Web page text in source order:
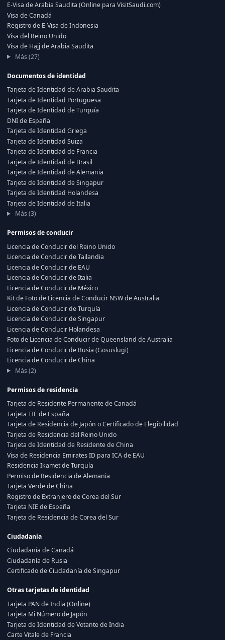
E-Visa de Arabia Saudita (Online para VisitSaudi.com)
Visa de Canadá
Registro de E-Visa de Indonesia
Visa del Reino Unido
Visa de Hajj de Arabia Saudita
Más (27)
Documentos de identidad
Tarjeta de Identidad de Arabia Saudita
Tarjeta de Identidad Portuguesa
Tarjeta de Identidad de Turquía
DNI de España
Tarjeta de Identidad Griega
Tarjeta de Identidad Suiza
Tarjeta de Identidad de Francia
Tarjeta de Identidad de Brasil
Tarjeta de Identidad de Alemania
Tarjeta de Identidad de Singapur
Tarjeta de Identidad Holandesa
Tarjeta de Identidad de Italia
Más (3)
Permisos de conducir
Licencia de Conducir del Reino Unido
Licencia de Conducir de Tailandia
Licencia de Conducir de EAU
Licencia de Conducir de Italia
Licencia de Conducir de México
Kit de Foto de Licencia de Conducir NSW de Australia
Licencia de Conducir de Turquía
Licencia de Conducir de Singapur
Licencia de Conducir Holandesa
Foto de Licencia de Conducir de Queensland de Australia
Licencia de Conducir de Rusia (Gosuslugi)
Licencia de Conducir de China
Más (2)
Permisos de residencia
Tarjeta de Residente Permanente de Canadá
Tarjeta TIE de España
Tarjeta de Residencia de Japón o Certificado de Elegibilidad
Tarjeta de Residencia del Reino Unido
Tarjeta de Identidad de Residente de China
Visa de Residencia Emirates ID para ICA de EAU
Residencia Ikamet de Turquía
Permiso de Residencia de Alemania
Tarjeta Verde de China
Registro de Extranjero de Corea del Sur
Tarjeta NIE de España
Tarjeta de Residencia de Corea del Sur
Ciudadanía
Ciudadanía de Canadá
Ciudadanía de Rusia
Certificado de Ciudadanía de Singapur
Otras tarjetas de identidad
Tarjeta PAN de India (Online)
Tarjeta Mi Número de Japón
Tarjeta de Identidad de Votante de India
Carte Vitale de Francia